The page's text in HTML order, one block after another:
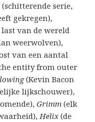
(schitterende serie,
gekregen),
van de wereld
weerwolven),
van een aantal
entity from outer
(Kevin Bacon
lijkschouwer),
Grimm (elk
Helix(de